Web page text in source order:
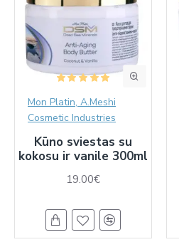
Mon Platin, A.Meshi
Cosmetic Industries
Kūno sviestas su
kokosu ir vanile 300ml
19.00€